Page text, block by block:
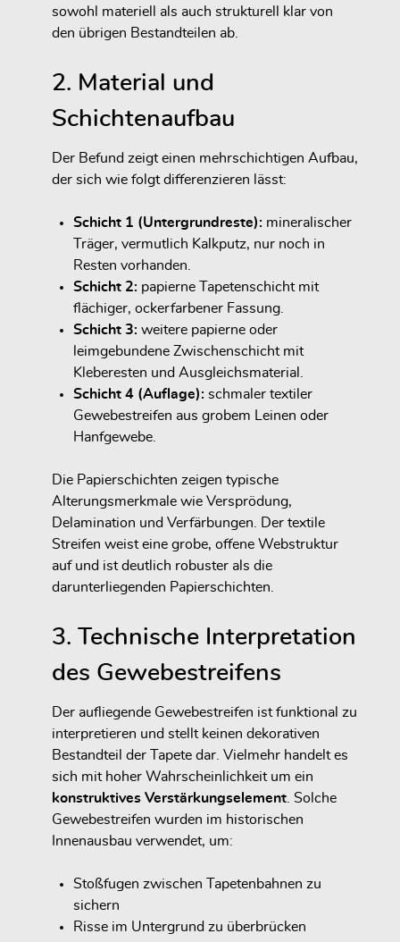
sowohl materiell als auch strukturell klar von
den übrigen Bestandteilen ab.
2. Material und
Schichtenaufbau
Der Befund zeigt einen mehrschichtigen Aufbau,
der sich wie folgt differenzieren lässt:
Schicht 1 (Untergrundreste): mineralischer
Träger, vermutlich Kalkputz, nur noch in
Resten vorhanden.
Schicht 2: papierne Tapetenschicht mit
flächiger, ockerfarbener Fassung.
Schicht 3: weitere papierne oder
leimgebundene Zwischenschicht mit
Kleberesten und Ausgleichsmaterial.
Schicht 4 (Auflage): schmaler textiler
Gewebestreifen aus grobem Leinen oder
Hanfgewebe.
Die Papierschichten zeigen typische
Alterungsmerkmale wie Versprödung,
Delamination und Verfärbungen. Der textile
Streifen weist eine grobe, offene Webstruktur
auf und ist deutlich robuster als die
darunterliegenden Papierschichten.
3. Technische Interpretation
des Gewebestreifens
Der aufliegende Gewebestreifen ist funktional zu
interpretieren und stellt keinen dekorativen
Bestandteil der Tapete dar. Vielmehr handelt es
sich mit hoher Wahrscheinlichkeit um ein
konstruktives Verstärkungselement . Solche
Gewebestreifen wurden im historischen
Innenausbau verwendet, um:
Stoßfugen zwischen Tapetenbahnen zu
sichern
Risse im Untergrund zu überbrücken